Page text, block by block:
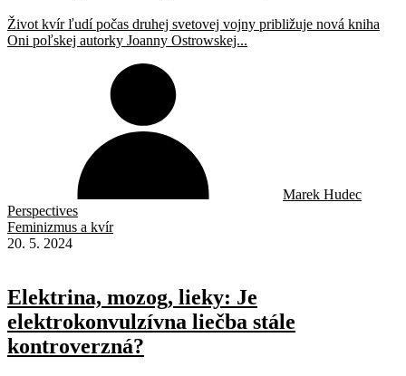
Život kvír ľudí počas druhej svetovej vojny približuje nová kniha
Oni poľskej autorky Joanny Ostrowskej...
Marek Hudec
Perspectives
Feminizmus a kvír
20. 5. 2024
Elektrina, mozog, lieky: Je
elektrokonvulzívna liečba stále
kontroverzná?